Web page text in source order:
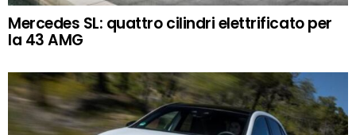
Mercedes SL: quattro cilindri elettrificato per
la 43 AMG